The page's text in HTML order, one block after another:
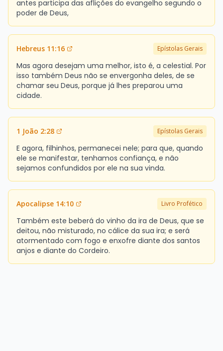
antes participa das aflições do evangelho segundo o
poder de Deus,
Hebreus 11:16 Epístolas Gerais
Mas agora desejam uma melhor, isto é, a celestial. Por
isso também Deus não se envergonha deles, de se
chamar seu Deus, porque já lhes preparou uma
cidade.
1 João 2:28 Epístolas Gerais
E agora, filhinhos, permanecei nele; para que, quando
ele se manifestar, tenhamos confiança, e não
sejamos confundidos por ele na sua vinda.
Apocalipse 14:10 Livro Profético
Também este beberá do vinho da ira de Deus, que se
deitou, não misturado, no cálice da sua ira; e será
atormentado com fogo e enxofre diante dos santos
anjos e diante do Cordeiro.